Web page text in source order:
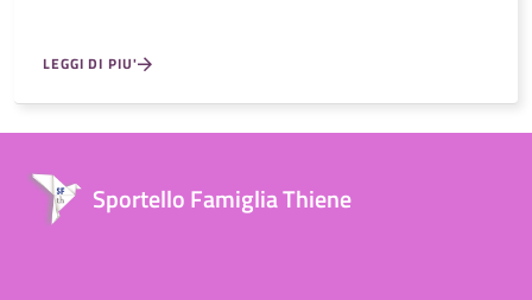
LEGGI DI PIU'
Sportello Famiglia Thiene